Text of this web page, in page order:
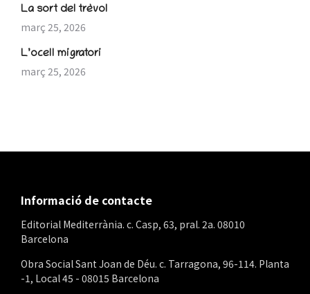
La sort del trèvol
març 25, 2026
L’ocell migratori
març 25, 2026
Informació de contacte
Editorial Mediterrània. c. Casp, 63, pral. 2a. 08010
Barcelona
Obra Social Sant Joan de Déu. c. Tarragona, 96-114. Planta
-1, Local 45 - 08015 Barcelona